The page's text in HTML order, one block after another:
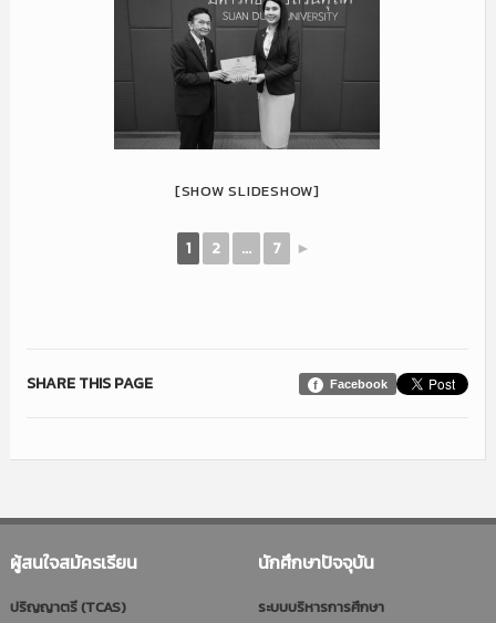
[SHOW SLIDESHOW]
1 2 ... 7 ►
Facebook
SHARE THIS PAGE
ผู้สนใจสมัครเรียน
ปริญญาตรี (TCAS)
นักศึกษาปัจจุบัน
ระบบบริหารการศึกษา